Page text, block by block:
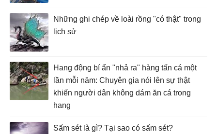
Những ghi chép về loài rồng "có thật" trong
lịch sử
Hang động bí ẩn "nhả ra" hàng tấn cá một
lần mỗi năm: Chuyên gia nói lên sự thật
khiến người dân không dám ăn cá trong
hang
Sấm sét là gì? Tại sao có sấm sét?